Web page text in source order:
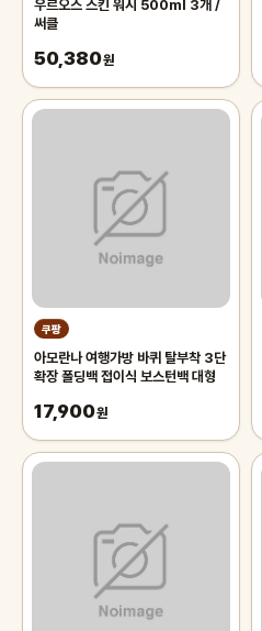
우르오스 스킨 워시 500ml 3개 /
써클
50,380원
쿠팡
아모란나 여행가방 바퀴 탈부착 3단
확장 폴딩백 접이식 보스턴백 대형
17,900원